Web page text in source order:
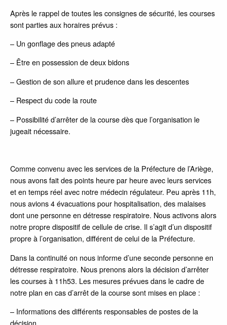
Après le rappel de toutes les consignes de sécurité, les courses
sont parties aux horaires prévus :
– Un gonflage des pneus adapté
– Être en possession de deux bidons
– Gestion de son allure et prudence dans les descentes
– Respect du code la route
– Possibilité d’arrêter de la course dès que l’organisation le
jugeait nécessaire.
Comme convenu avec les services de la Préfecture de l’Ariège,
nous avons fait des points heure par heure avec leurs services
et en temps réel avec notre médecin régulateur. Peu après 11h,
nous avions 4 évacuations pour hospitalisation, des malaises
dont une personne en détresse respiratoire. Nous activons alors
notre propre dispositif de cellule de crise. Il s’agit d’un dispositif
propre à l’organisation, différent de celui de la Préfecture.
Dans la continuité on nous informe d’une seconde personne en
détresse respiratoire. Nous prenons alors la décision d’arrêter
les courses à 11h53. Les mesures prévues dans le cadre de
notre plan en cas d’arrêt de la course sont mises en place :
– Informations des différents responsables de postes de la
décision